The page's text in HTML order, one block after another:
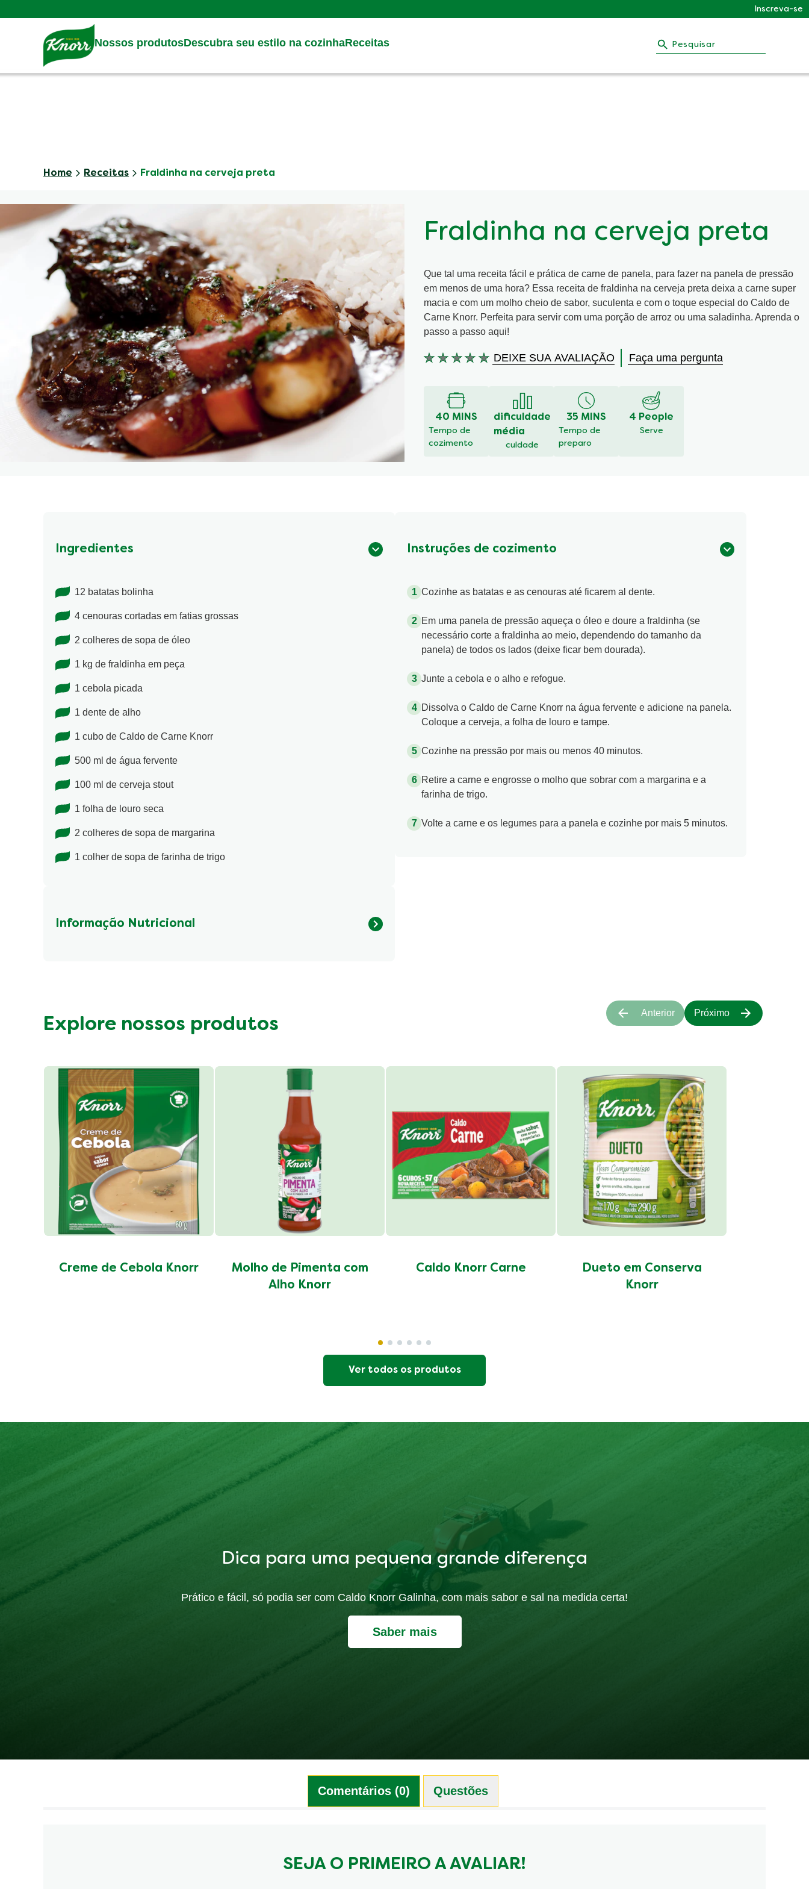
Main content
Inscreva-se
Nossos produtosDescubra seu estilo na cozinhaReceitas Pesquisar
Home Receitas Fraldinha na cerveja preta
Fraldinha na cerveja preta
Que tal uma receita fácil e prática de carne de panela, para fazer na panela de pressão
em menos de uma hora? Essa receita de fraldinha na cerveja preta deixa a carne super
macia e com um molho cheio de sabor, suculenta e com o toque especial do Caldo de
Carne Knorr. Perfeita para servir com uma porção de arroz ou uma saladinha. Aprenda o
passo a passo aqui!
Nenhuma
este
recipe
DEIXE SUA AVALIAÇÃO Faça uma pergunta
40 MINS
Tempo de
cozimento
dificuldade
média
culdade
35 MINS
Tempo de
preparo
4 People
Serve
Ingredientes
12 batatas bolinha
4 cenouras cortadas em fatias grossas
2 colheres de sopa de óleo
1 kg de fraldinha em peça
1 cebola picada
1 dente de alho
1 cubo de Caldo de Carne Knorr
500 ml de água fervente
100 ml de cerveja stout
1 folha de louro seca
2 colheres de sopa de margarina
1 colher de sopa de farinha de trigo
Instruções de cozimento
Cozinhe as batatas e as cenouras até ficarem al dente.
Em uma panela de pressão aqueça o óleo e doure a fraldinha (se
necessário corte a fraldinha ao meio, dependendo do tamanho da
panela) de todos os lados (deixe ficar bem dourada).
Junte a cebola e o alho e refogue.
Dissolva o Caldo de Carne Knorr na água fervente e adicione na panela.
Coloque a cerveja, a folha de louro e tampe.
Cozinhe na pressão por mais ou menos 40 minutos.
Retire a carne e engrosse o molho que sobrar com a margarina e a
farinha de trigo.
Volte a carne e os legumes para a panela e cozinhe por mais 5 minutos.
Informação Nutricional
Explore nossos produtos
Creme de Cebola Knorr
Molho de Pimenta com
Alho Knorr
Caldo Knorr Carne
Dueto em Conserva
Knorr
Anterior Próximo
Ver todos os produtos
Dica para uma pequena grande diferença
Prático e fácil, só podia ser com Caldo Knorr Galinha, com mais sabor e sal na medida certa!
Saber mais
Comentários (0) Questões (0)
SEJA O PRIMEIRO A AVALIAR!